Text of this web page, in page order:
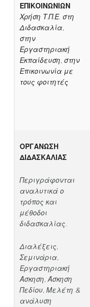
ΕΠΙΚΟΙΝΩΝΙΩΝ
Χρήση Τ.Π.Ε. στη
Διδασκαλία,
στην
Εργαστηριακή
Εκπαίδευση, στην
Επικοινωνία με
τους φοιτητές
ΟΡΓΑΝΩΣΗ
ΔΙΔΑΣΚΑΛΙΑΣ
Περιγράφονται
αναλυτικά ο
τρόπος και
μέθοδοι
διδασκαλίας.
Διαλέξεις,
Σεμινάρια,
Εργαστηριακή
Άσκηση, Άσκηση
Πεδίου, Μελέτη &
ανάλυση